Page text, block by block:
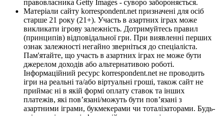
правовласника Getty Images - суворо забороняється.
Матеріали сайту korrespondent.net призначені для осіб
старше 21 року (21+). Участь в азартних іграх може
викликати ігрову залежність. Дотримуйтесь правил
(принципів) відповідальної гри. При виявленні перших
ознак залежності негайно зверніться до спеціаліста.
Пам'ятайте, що участь в азартних іграх не може бути
джерелом доходів або альтернативою роботі.
Інформаційний ресурс korrespondent.net не проводить
ігри на реальні та/або віртуальні гроші, також сайт не
приймає ні в якій формі оплату ставок та інших
платежів, які пов’язані/можуть бути пов’язані з
азартними іграми, букмекерами чи тоталізаторами. Будь-